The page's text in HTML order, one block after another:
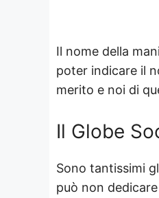
Il nome della
poter indicare il
merito e noi di
Il Globe
Sono tantissimi
può non